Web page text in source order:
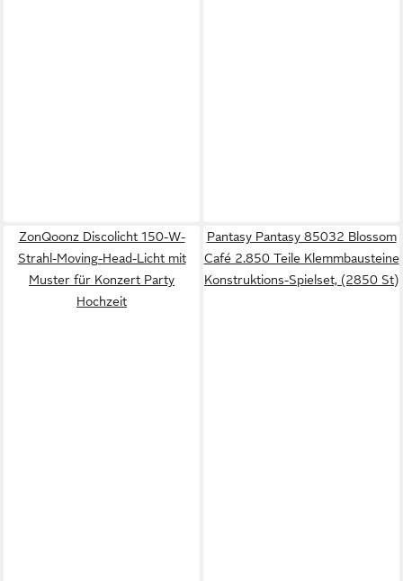
ZonQoonz Discolicht 150-W-
Strahl-Moving-Head-Licht mit
Muster für Konzert Party
Hochzeit
Pantasy Pantasy 85032 Blossom
Café 2.850 Teile Klemmbausteine
Konstruktions-Spielset, (2850 St)